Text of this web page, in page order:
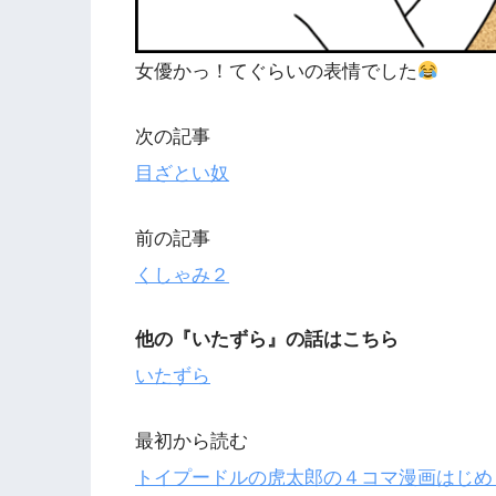
女優かっ！てぐらいの表情でした
次の記事
目ざとい奴
前の記事
くしゃみ２
他の『いたずら』の話はこちら
いたずら
最初から読む
トイプードルの虎太郎の４コマ漫画はじ